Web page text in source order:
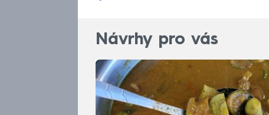
Návrhy pro vás